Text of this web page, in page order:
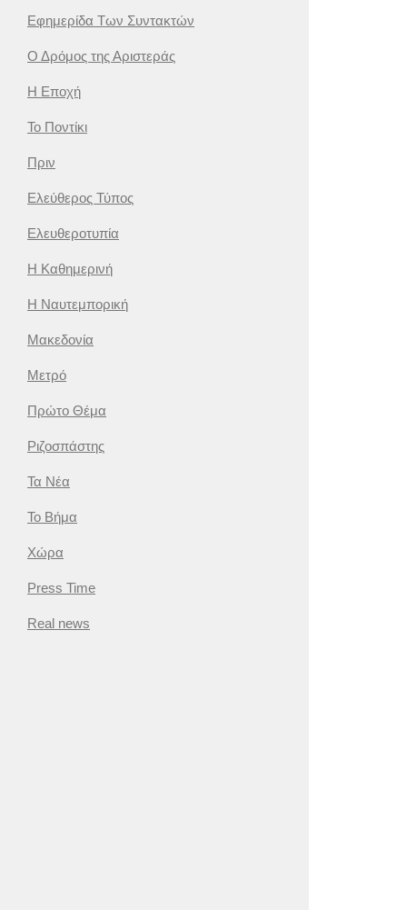
Εφημερίδα Των Συντακτών
Ο Δρόμος της Αριστεράς
Η Εποχή
Το Ποντίκι
Πριν
Ελεύθερος Τύπος
Ελευθεροτυπία
Η Καθημερινή
Η Ναυτεμπορική
Μακεδονία
Μετρό
Πρώτο Θέμα
Ριζοσπάστης
Τα Νέα
Το Βήμα
Χώρα
Press Time
Real news